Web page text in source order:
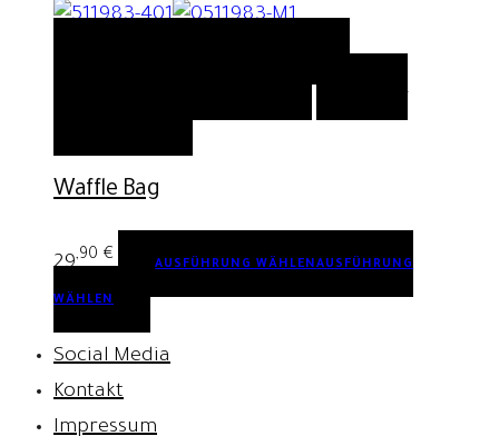
Waffle Bag
29,90 € AUSFÜHRUNG WÄHLENAUSFÜHRUNG
WÄHLEN
Social Media
Kontakt
Impressum